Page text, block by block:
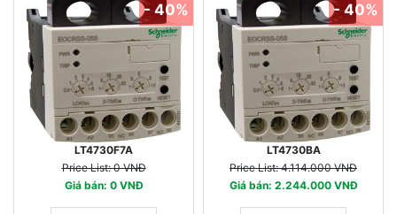
LT4730F7A
Price List: 0 VNĐ
Giá bán: 0 VNĐ
- 40%
LT4730BA
Price List: 4.114.000 VNĐ
Giá bán: 2.244.000 VNĐ
- 40%